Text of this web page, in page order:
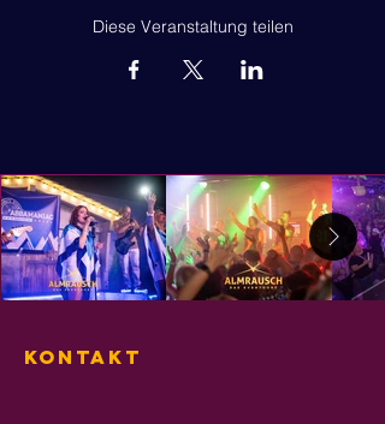
Diese Veranstaltung teilen
KONTAKT